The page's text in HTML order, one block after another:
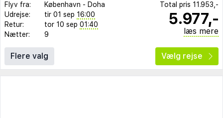
Flyv fra: København - Doha
Udrejse:
tir 01 sep 16:00
Retur:
tor 10 sep 01:40
Nætter:
9
Total pris 11.953,-
5.977,-
læs mere
Flere valg Vælg rejse